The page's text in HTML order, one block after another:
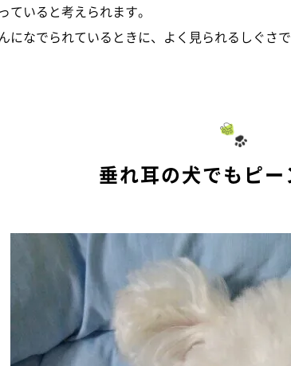
ていると考えられます。
になでられているときに、よく見られるしぐさで
垂れ耳の犬でもピー